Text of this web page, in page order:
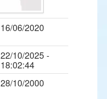
16/06/2020
22/10/2025 -
18:02:44
28/10/2000